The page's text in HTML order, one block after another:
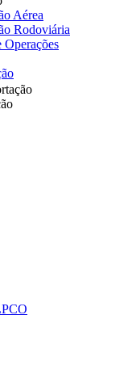
Aérea
Rodoviária
Operações